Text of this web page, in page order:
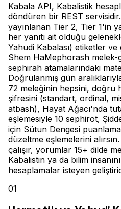
Kabala API, Kabalistik
döndüren bir REST
yayınlanan Tier 2, Tier 1'in
her yanıtı ait olduğu
Yahudi Kabalası) etiketler
Shem HaMephorash melek-
sephirah atamalarındaki
Doğrulanmış gün
72 meleğinin hepsini, doğru
şifresini (standart, ordinal,
atbash), Hayat Ağacı'nda
eşlemesiyle 10 sephirot,
için Sütun Dengesi
düzeltme eşlemelerini
çalışır, yorumlar 15+ dilde
Kabalistin ya da bilim
hesaplamalar isteyen
01